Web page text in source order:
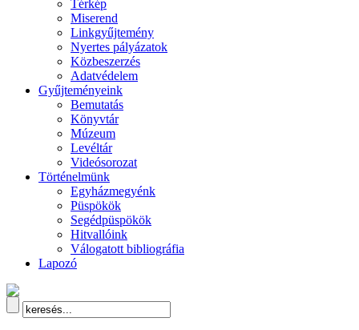
Térkép
Miserend
Linkgyűjtemény
Nyertes pályázatok
Közbeszerzés
Adatvédelem
Gyűjteményeink
Bemutatás
Könyvtár
Múzeum
Levéltár
Videósorozat
Történelmünk
Egyházmegyénk
Püspökök
Segédpüspökök
Hitvallóink
Válogatott bibliográfia
Lapozó